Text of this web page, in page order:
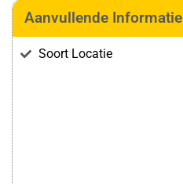
Aanvullende Informatie
Soort Locatie